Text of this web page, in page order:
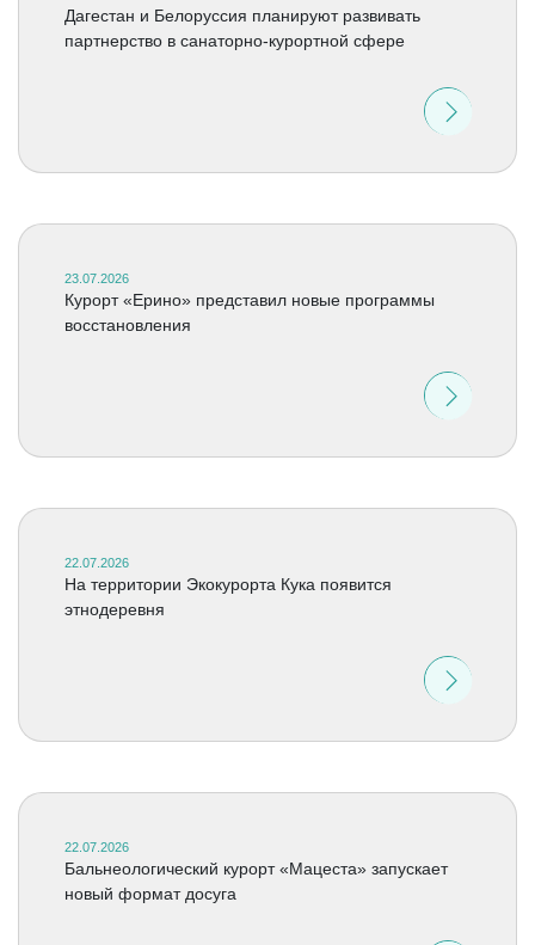
Дагестан и Белоруссия планируют развивать
партнерство в санаторно-курортной сфере
23.07.2026
Курорт «Ерино» представил новые программы
восстановления
22.07.2026
На территории Экокурорта Кука появится
этнодеревня
22.07.2026
Бальнеологический курорт «Мацеста» запускает
новый формат досуга